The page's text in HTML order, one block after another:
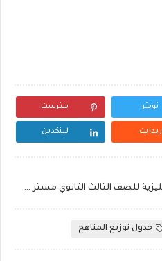
تويتر بنترست
ريدايت لينكدين
مراجعة ليلة إمتحان اللغة الإنجليزية للصف الثالث الثانوي مستر عماد عباس pdf
جدول توزيع المناهج